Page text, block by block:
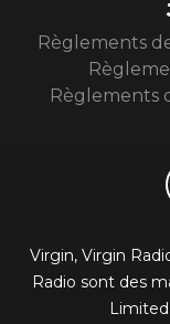
Règlements
Règlements
Virgin, Virgin
Radio sont des